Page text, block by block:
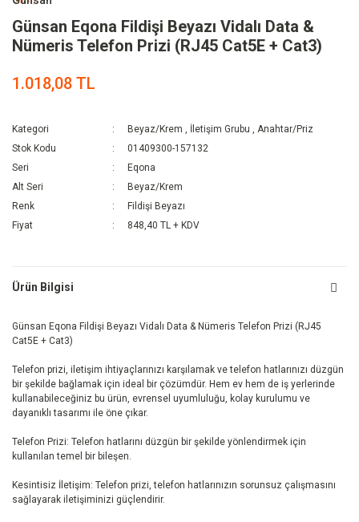
Günsan Eqona Fildişi Beyazı Vidalı Data &
Nümeris Telefon Prizi (RJ45 Cat5E + Cat3)
1.018,08 TL
Kategori Beyaz/Krem , İletişim Grubu ,Anahtar/Priz
Stok Kodu
01409300-157132
Seri
Eqona
Alt Seri
Beyaz/Krem
Renk
Fildişi Beyazı
Fiyat
848,40 TL + KDV
Ürün Bilgisi
Günsan Eqona Fildişi Beyazı Vidalı Data & Nümeris Telefon Prizi (RJ45
Cat5E + Cat3)
Telefon prizi, iletişim ihtiyaçlarınızı karşılamak ve telefon hatlarınızı düzgün
bir şekilde bağlamak için ideal bir çözümdür. Hem ev hem de iş yerlerinde
kullanabileceğiniz bu ürün, evrensel uyumluluğu, kolay kurulumu ve
dayanıklı tasarımı ile öne çıkar.
Telefon Prizi: Telefon hatlarını düzgün bir şekilde yönlendirmek için
kullanılan temel bir bileşen.
Kesintisiz İletişim: Telefon prizi, telefon hatlarınızın sorunsuz çalışmasını
sağlayarak iletişiminizi güçlendirir.